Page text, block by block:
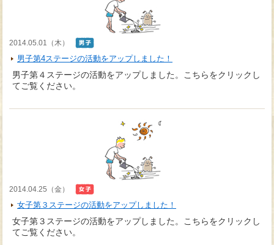
2014.05.01（木）
男子第4ステージの活動をアップしました！
男子第４ステージの活動をアップしました。こちらをクリックし
てご覧ください。
2014.04.25（金）
女子第３ステージの活動をアップしました！
女子第３ステージの活動をアップしました。こちらをクリックし
てご覧ください。